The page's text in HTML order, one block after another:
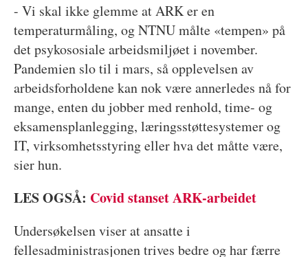
- Vi skal ikke glemme at ARK er en
temperaturmåling, og NTNU målte «tempen» på
det psykososiale arbeidsmiljøet i november.
Pandemien slo til i mars, så opplevelsen av
arbeidsforholdene kan nok være annerledes nå for
mange, enten du jobber med renhold, time- og
eksamensplanlegging, læringsstøttesystemer og
IT, virksomhetsstyring eller hva det måtte være,
sier hun.
LES OGSÅ: Covid stanset ARK-arbeidet
Undersøkelsen viser at ansatte i
fellesadministrasjonen trives bedre og har færre